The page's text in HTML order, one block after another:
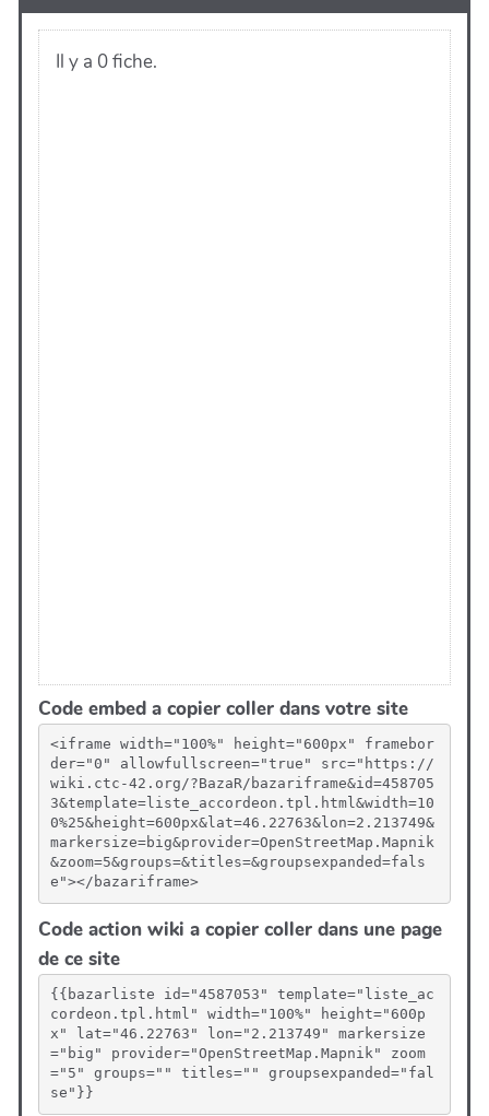
Code embed a copier coller dans votre site
<iframe width="100%" height="600px" framebor
der="0" allowfullscreen="true" src="https://
wiki.ctc-42.org/?BazaR/bazariframe&id=458705
3&template=liste_accordeon.tpl.html&width=10
0%25&height=600px&lat=46.22763&lon=2.213749&
markersize=big&provider=OpenStreetMap.Mapnik
&zoom=5&groups=&titles=&groupsexpanded=fals
e"></bazariframe>
Code action wiki a copier coller dans une page
de ce site
{{bazarliste id="4587053" template="liste_ac
cordeon.tpl.html" width="100%" height="600p
x" lat="46.22763" lon="2.213749" markersize
="big" provider="OpenStreetMap.Mapnik" zoom
="5" groups="" titles="" groupsexpanded="fal
se"}}